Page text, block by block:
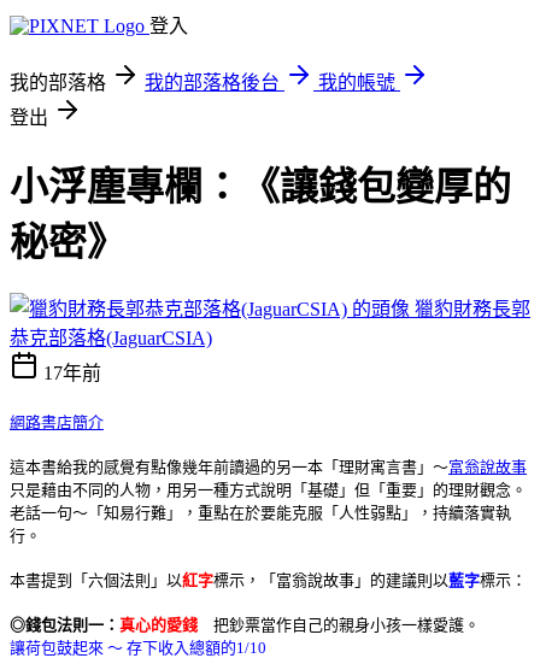
登入
我的部落格 我的部落格後台
我的帳號
登出
小浮塵專欄：《讓錢包變厚的
秘密》
獵豹財務長郭
恭克部落格(JaguarCSIA)
17年前
網路書店簡介
這本書給我的感覺有點像幾年前讀過的另一本「理財寓言書」～富翁說故事
只是藉由不同的人物，用另一種方式說明「基礎」但「重要」的理財觀念。
老話一句～「知易行難」，重點在於要能克服「人性弱點」，持續落實執
行。
本書提到「六個法則」以紅字標示，「富翁說故事」的建議則以藍字標示：
◎錢包法則一： 真心的愛錢
把鈔票當作自己的親身小孩一樣愛護。
讓荷包鼓起來 ～ 存下收入總額的1/10